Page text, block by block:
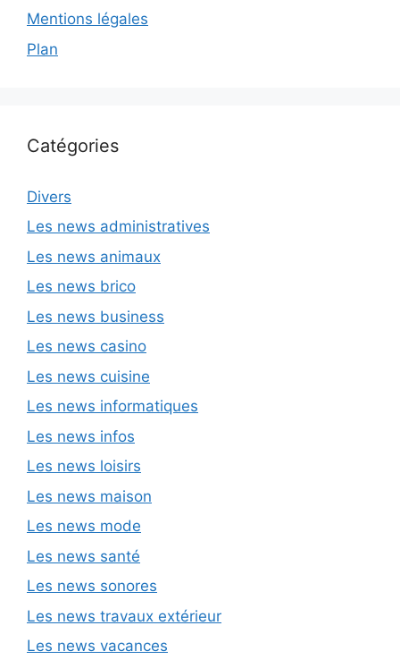
Mentions légales
Plan
Catégories
Divers
Les news administratives
Les news animaux
Les news brico
Les news business
Les news casino
Les news cuisine
Les news informatiques
Les news infos
Les news loisirs
Les news maison
Les news mode
Les news santé
Les news sonores
Les news travaux extérieur
Les news vacances